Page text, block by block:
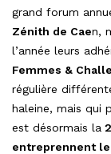
grand forum
Zénith de Caen,
l’année leurs
Femmes &
régulière
haleine, mais qui
est désormais la 2
entreprennent